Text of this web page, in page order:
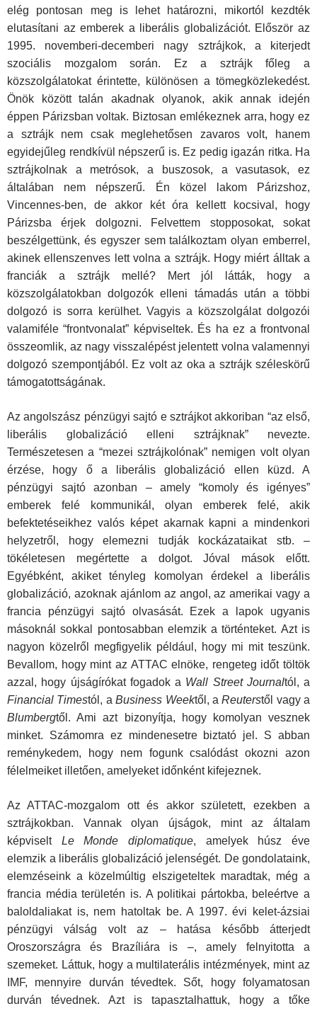
elég pontosan meg is lehet határozni, mikortól kezdték
elutasítani az emberek a liberális globalizációt. Először az
1995. novemberi-decemberi nagy sztrájkok, a kiterjedt
szociális mozgalom során. Ez a sztrájk főleg a
közszolgálatokat érintette, különösen a tömegközlekedést.
Önök között talán akadnak olyanok, akik annak idején
éppen Párizsban voltak. Biztosan emlékeznek arra, hogy ez
a sztrájk nem csak meglehetősen zavaros volt, hanem
egyidejűleg rendkívül népszerű is. Ez pedig igazán ritka. Ha
sztrájkolnak a metrósok, a buszosok, a vasutasok, ez
általában nem népszerű. Én közel lakom Párizshoz,
Vincennes-ben, de akkor két óra kellett kocsival, hogy
Párizsba érjek dolgozni. Felvettem stopposokat, sokat
beszélgettünk, és egyszer sem találkoztam olyan emberrel,
akinek ellenszenves lett volna a sztrájk. Hogy miért álltak a
franciák a sztrájk mellé? Mert jól látták, hogy a
közszolgálatokban dolgozók elleni támadás után a többi
dolgozó is sorra kerülhet. Vagyis a közszolgálat dolgozói
valamiféle “frontvonalat” képviseltek. És ha ez a frontvonal
összeomlik, az nagy visszalépést jelentett volna valamennyi
dolgozó szempontjából. Ez volt az oka a sztrájk széleskörű
támogatottságának.
Az angolszász pénzügyi sajtó e sztrájkot akkoriban “az első,
liberális globalizáció elleni sztrájknak” nevezte.
Természetesen a “mezei sztrájkolónak” nemigen volt olyan
érzése, hogy ő a liberális globalizáció ellen küzd. A
pénzügyi sajtó azonban – amely “komoly és igényes”
emberek felé kommunikál, olyan emberek felé, akik
befektetéseikhez valós képet akarnak kapni a mindenkori
helyzetről, hogy elemezni tudják kockázataikat stb. –
tökéletesen megértette a dolgot. Jóval mások előtt.
Egyébként, akiket tényleg komolyan érdekel a liberális
globalizáció, azoknak ajánlom az angol, az amerikai vagy a
francia pénzügyi sajtó olvasását. Ezek a lapok ugyanis
másoknál sokkal pontosabban elemzik a történteket. Azt is
nagyon közelről megfigyelik például, hogy mi mit teszünk.
Bevallom, hogy mint az ATTAC elnöke, rengeteg időt töltök
azzal, hogy újságírókat fogadok a Wall Street Journaltól, a
Financial Timestól, aBusiness Weektől, aReuterstől vagy a
Blumbergtől. Ami azt bizonyítja, hogy komolyan vesznek
minket. Számomra ez mindenesetre biztató jel. S abban
reménykedem, hogy nem fogunk csalódást okozni azon
félelmeiket illetően, amelyeket időnként kifejeznek.
Az ATTAC-mozgalom ott és akkor született, ezekben a
sztrájkokban. Vannak olyan újságok, mint az általam
képviselt Le Monde diplomatique, amelyek húsz éve
elemzik a liberális globalizáció jelenségét. De gondolataink,
elemzéseink a közelmúltig elszigeteltek maradtak, még a
francia média területén is. A politikai pártokba, beleértve a
baloldaliakat is, nem hatoltak be. A 1997. évi kelet-ázsiai
pénzügyi válság volt az – hatása később átterjedt
Oroszországra és Brazíliára is –, amely felnyitotta a
szemeket. Láttuk, hogy a multilaterális intézmények, mint az
IMF, mennyire durván tévedtek. Sőt, hogy folyamatosan
durván tévednek. Azt is tapasztalhattuk, hogy a tőke